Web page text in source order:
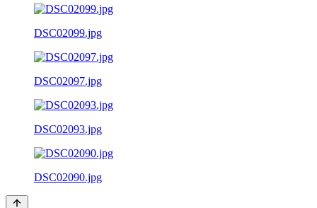
DSC02099.jpg
DSC02097.jpg
DSC02093.jpg
DSC02090.jpg